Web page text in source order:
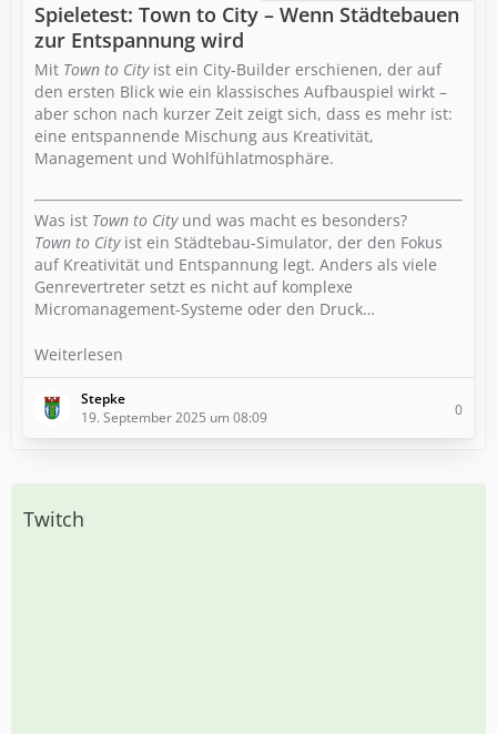
Spieletest: Town to City – Wenn Städtebauen
zur Entspannung wird
Mit Town to Cityist ein City-Builder erschienen, der auf
den ersten Blick wie ein klassisches Aufbauspiel wirkt –
aber schon nach kurzer Zeit zeigt sich, dass es mehr ist:
eine entspannende Mischung aus Kreativität,
Management und Wohlfühlatmosphäre.
Was ist Town to Cityund was macht es besonders?
Town to Cityist ein Städtebau-Simulator, der den Fokus
auf Kreativität und Entspannung legt. Anders als viele
Genrevertreter setzt es nicht auf komplexe
Micromanagement-Systeme oder den Druck…
Weiterlesen
Stepke
19. September 2025 um 08:09
0
Twitch